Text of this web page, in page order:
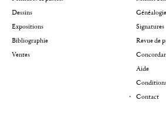
Dessins
Expositions
Bibliographie
Ventes
Généalogie
Signatures
Revue de
Aide
Contact